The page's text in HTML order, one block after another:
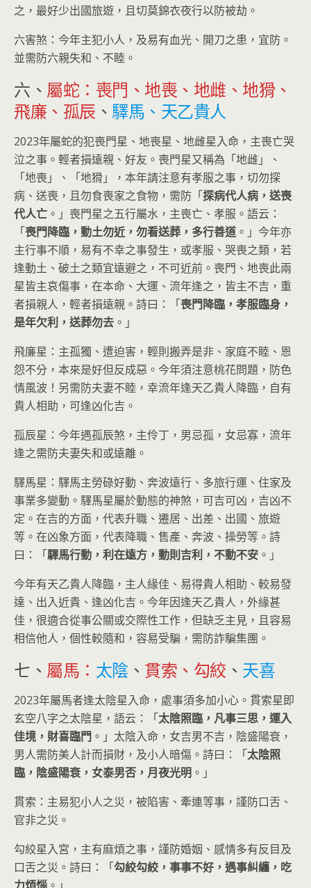
之，最好少出國旅遊，且切莫錦衣夜行以防被劫。
六害煞：今年主犯小人，及易有血光、開刀之患，宜防。
並需防六親失和、不睦。
六、 屬蛇：喪門、地喪、地雌、地猾、
飛廉、孤辰 、 驛馬、天乙貴人
2023年屬蛇的犯喪門星、地喪星、地雌星入命，主喪亡哭
泣之事。輕者損遠親、好友。喪門星又稱為「地雌」、
「地喪」、「地猾」，本年請注意有孝服之事，切勿探
病、送喪，且勿食喪家之食物，需防「探病代人病，送喪
代人亡 。」喪門星之五行屬水，主喪亡、孝服。語云：
「喪門降臨，動土勿近，勿看送葬，多行善道 。」今年亦
主行事不順，易有不幸之事發生，或孝服、哭喪之類，若
逢動土、破土之類宜遠避之，不可近前。喪門、地喪此兩
星皆主哀傷事，在本命、大運、流年逢之，皆主不吉，重
者損親人，輕者損遠親。詩曰：「喪門降臨，孝服臨身，
是年欠利，送葬勿去 。」
飛廉星：主孤獨、遭迫害，輕則搬弄是非、家庭不睦、恩
怨不分，本來是好但反成惡。今年須注意桃花問題，防色
情風波！另需防夫妻不睦，幸流年逢天乙貴人降臨，自有
貴人相助，可逢凶化吉。
孤辰星：今年遇孤辰煞，主伶丁，男忌孤，女忌寡，流年
逢之需防夫妻失和或遠離。
驛馬星：驛馬主勞碌好動、奔波遠行、多旅行運、住家及
事業多變動。驛馬星屬於動態的神煞，可吉可凶，吉凶不
定。在吉的方面，代表升職、遷居、出差、出國、旅遊
等。在凶象方面，代表降職、售產、奔波、操勞等。詩
曰：「驛馬行動，利在遠方，動則吉利，不動不安 。」
今年有天乙貴人降臨，主人緣佳、易得貴人相助、較易發
達、出入近貴、逢凶化吉。今年因逢天乙貴人，外緣甚
佳，很適合從事公關或交際性工作，但缺乏主見，且容易
相信他人，個性較隨和，容易受騙，需防詐騙集團。
七、 屬馬： 太陰 、 貫索、勾絞 、 天喜
2023年屬馬者逢太陰星入命，處事須多加小心。貫索星即
玄空八字之太陰星，語云：「太陰照臨，凡事三思，運入
佳境，財喜臨門 。」太陰入命，女吉男不吉，陰盛陽衰，
男人需防美人計而損財，及小人暗傷。詩曰：「太陰照
臨，陰盛陽衰，女泰男否，月夜光明 。」
貫索：主易犯小人之災，被陷害、牽連等事，謹防口舌、
官非之災。
勾絞星入宮，主有麻煩之事，謹防婚姻、感情多有反目及
口舌之災。詩曰：「勾絞勾絞，事事不好，遇事糾纏，吃
力煩惱 。」